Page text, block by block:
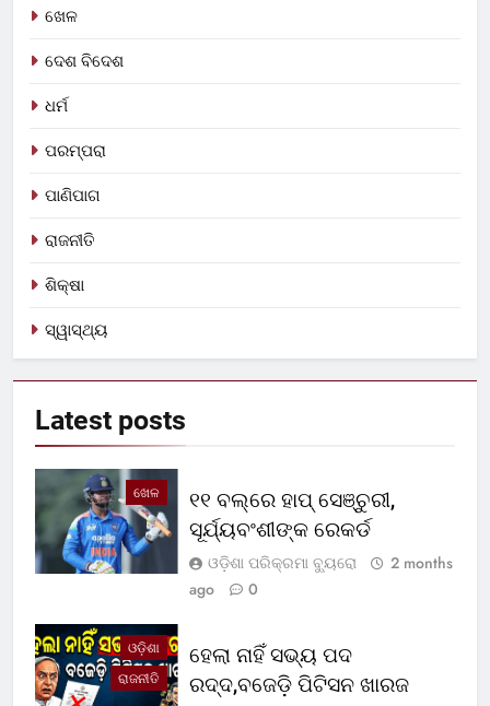
ଖେଳ
ଦେଶ ବିଦେଶ
ଧର୍ମ
ପରମ୍ପରା
ପାଣିପାଗ
ରାଜନୀତି
ଶିକ୍ଷା
ସ୍ୱାସ୍ଥ୍ୟ
Latest posts
ଖେଳ
୧୧ ବଲ୍‌ରେ ହାପ୍ ସେଞ୍ଚୁରୀ,
ସୂର୍ଯ୍ୟବଂଶୀଙ୍କ ରେକର୍ଡ
ଓଡ଼ିଶା ପରିକ୍ରମା ବ୍ୟୁରୋ
2 months
ago
0
ଓଡ଼ିଶା
ରାଜନୀତି
ହେଲା ନାହିଁ ସଭ୍ୟ ପଦ
ରଦ୍ଦ,ବଜେଡ଼ି ପିଟିସନ ଖାରଜ